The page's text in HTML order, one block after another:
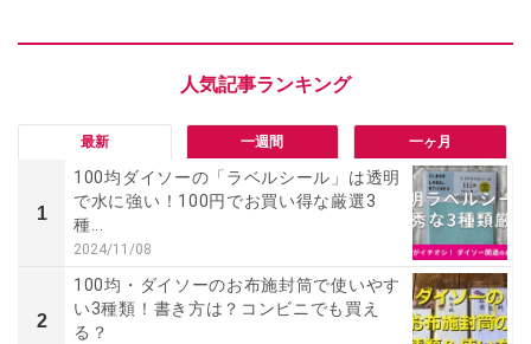
最新 一週間 一ヶ月
1
100均ダイソーの「ラベルシール」は透明
で水に強い！100円でお買い得な厳選3
種...
2024/11/08
2
100均・ダイソーのお布施封筒で使いやす
い3種類！書き方は？コンビニでも買え
る？